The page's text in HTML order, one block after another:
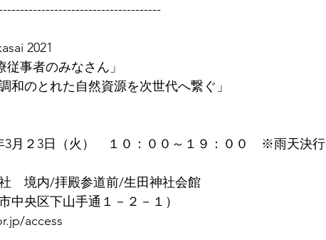
2021
従事者のみなさん」
和のとれた自然資源を次世代へ繋ぐ」
3月２3日（火）　１０：００～１９：００　※雨天決行
　境内/拝殿参道前/生田神社会館
下山手通１－２－１）
access